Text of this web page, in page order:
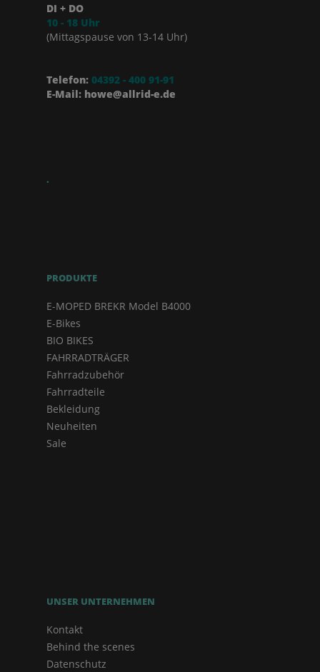
DI + DO
10 - 18 Uhr
(Mittagspause von 13-14 Uhr)
Telefon: 04392 - 400 91-91
E-Mail: howe@allrid-e.de
.
PRODUKTE
E-MOPED BREKR Model B4000
E-Bikes
BIO BIKES
FAHRRADTRÄGER
Fahrradzubehör
Fahrradteile
Bekleidung
Neuheiten
Sale
UNSER UNTERNEHMEN
Kontakt
Behind the scenes
Datenschutz